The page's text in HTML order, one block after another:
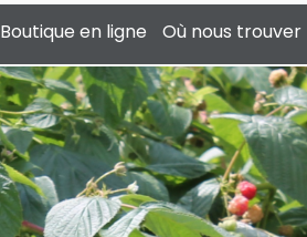
Boutique en ligne Où nous trouver